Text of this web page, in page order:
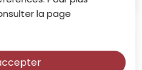
la page